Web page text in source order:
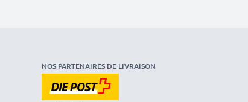
NOS PARTENAIRES DE LIVRAISON